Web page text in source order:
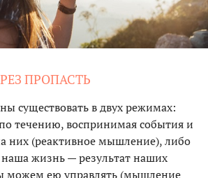
ПРОПАСТЬ
существовать в двух режимах:
течению, воспринимая события и
них (реактивное мышление), либо
наша жизнь — результат наших
можем ею управлять (мышление